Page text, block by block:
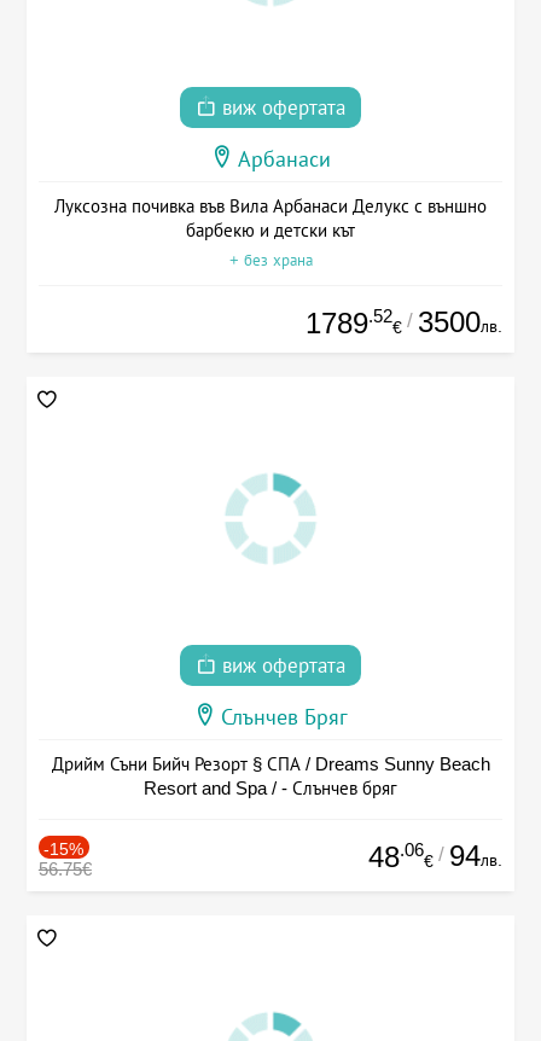
виж офертата
Арбанаси
Луксозна почивка във Вила Арбанаси Делукс с външно
барбекю и детски кът
+ без храна
1789.52
€ / 3500лв.
виж офертата
Слънчев Бряг
Дрийм Съни Бийч Резорт § СПА / Dreams Sunny Beach
Resort and Spa / - Слънчев бряг
-15%
56.75€ 48.06
€ / 94лв.